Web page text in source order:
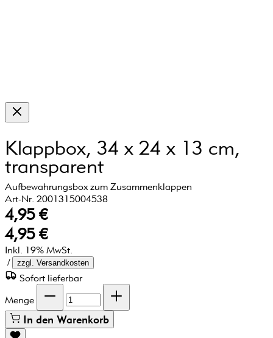
Klappbox, 34 x 24 x 13 cm,
transparent
Aufbewahrungsbox zum Zusammenklappen
Art-Nr. 2001315004538
4,95 €
4,95 €
Inkl. 19% MwSt.
/
zzgl. Versandkosten
Sofort lieferbar
Menge
In den Warenkorb